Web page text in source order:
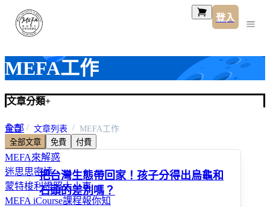
登入
MEFA工作
文章分類+
全部
MEFA工作
MEFA來解惑
迷思思密達
蒙特梭利證照大小事
MEFA iCourse課程報你知
首頁 文章列表
MEFA工作
全部文章
免費 付費
把台灣生態帶回家！孩子分得出烏龜和
石頭的差別嗎？